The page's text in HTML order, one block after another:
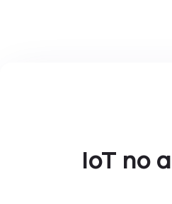
IoT no